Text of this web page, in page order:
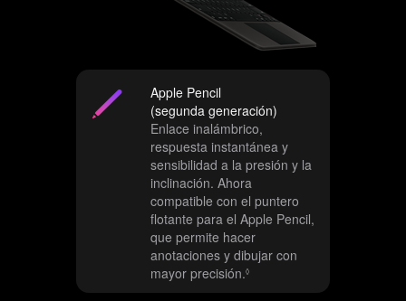
s
l
e
g
a
l
e
s
Apple Pencil
(segunda generación)
Enlace inalámbrico,
respuesta instantánea y
sensibilidad a la presión y la
inclinación. Ahora
compatible con el puntero
flotante para el Apple Pencil,
que permite hacer
anotaciones y dibujar con
mayor precisión.◊C
o